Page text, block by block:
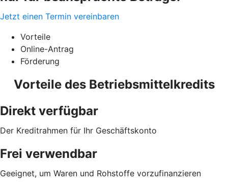
Jetzt einen Termin vereinbaren
Vorteile
Online-Antrag
Förderung
Vorteile des Betriebsmittelkredits
Direkt verfügbar
Der Kreditrahmen für Ihr Geschäftskonto
Frei verwendbar
Geeignet, um Waren und Rohstoffe vorzufinanzieren